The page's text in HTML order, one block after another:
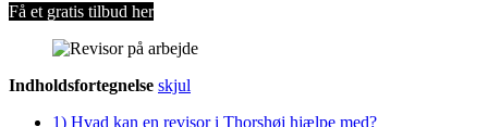
Få et gratis tilbud her
Indholdsfortegnelse skjul
1) Hvad kan en revisor i Thorshøj hjælpe med?